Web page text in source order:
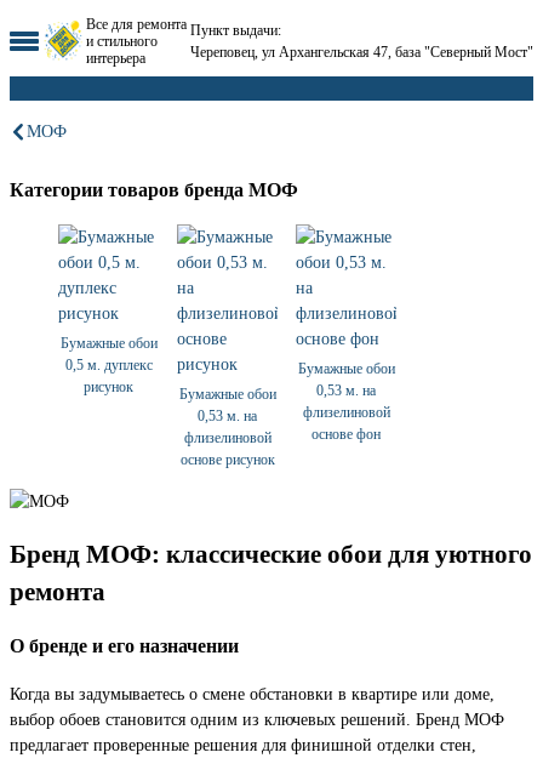
Все для ремонта
и стильного
интерьера
Пункт выдачи:
Череповец, ул Архангельская 47, база "Северный Мост"
МОФ
Категории товаров бренда МОФ
Бумажные обои
0,5 м. дуплекс
рисунок
Бумажные обои
0,53 м. на
флизелиновой
основе рисунок
Бумажные обои
0,53 м. на
флизелиновой
основе фон
Бренд МОФ: классические обои для уютного
ремонта
О бренде и его назначении
Когда вы задумываетесь о смене обстановки в квартире или доме,
выбор обоев становится одним из ключевых решений. Бренд МОФ
предлагает проверенные решения для финишной отделки стен,